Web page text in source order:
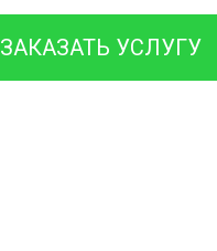
ЗАКАЗАТЬ УСЛУГУ